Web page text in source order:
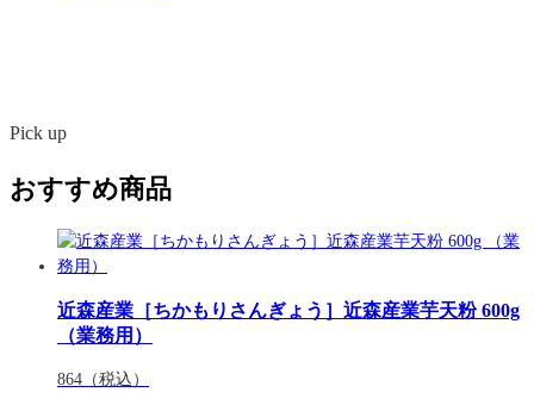
Pick up
おすすめ商品
近森産業［ちかもりさんぎょう］近森産業芋天粉 600g
（業務用）
864 （税込）